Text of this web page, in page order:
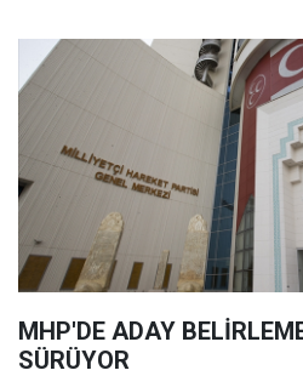
MHP'DE ADAY
SÜRÜYOR